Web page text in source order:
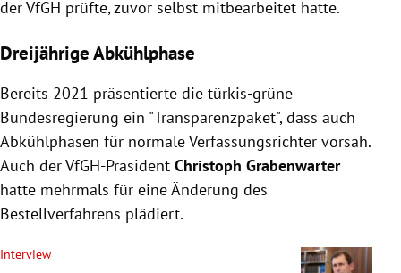
der VfGH prüfte, zuvor selbst mitbearbeitet hatte.
Dreijährige Abkühlphase
Bereits 2021 präsentierte die türkis-grüne
Bundesregierung ein "Transparenzpaket", dass auch
Abkühlphasen für normale Verfassungsrichter vorsah.
Auch der VfGH-Präsident Christoph Grabenwarter
hatte mehrmals für eine Änderung des
Bestellverfahrens plädiert.
Interview